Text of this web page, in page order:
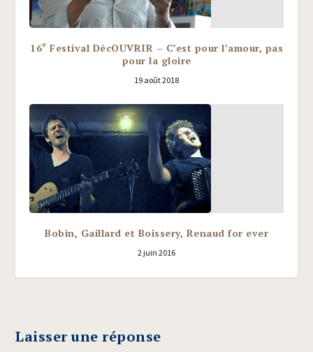
16e Festival DécOUVRIR – C’est pour l’amour, pas
pour la gloire
19 août 2018
Bobin, Gaillard et Boissery, Renaud for ever
2 juin 2016
Laisser une réponse